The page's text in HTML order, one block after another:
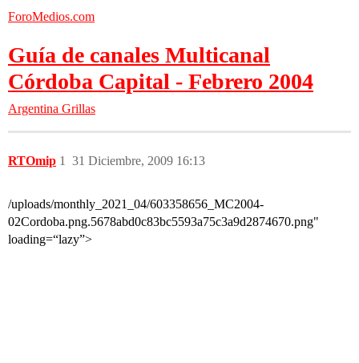
ForoMedios.com
Guía de canales Multicanal
Córdoba Capital - Febrero 2004
Argentina Grillas
RTOmip 31 Diciembre, 2009 16:13
1
/uploads/monthly_2021_04/603358656_MC2004-
02Cordoba.png.5678abd0c83bc5593a75c3a9d2874670.png"
loading=“lazy”>